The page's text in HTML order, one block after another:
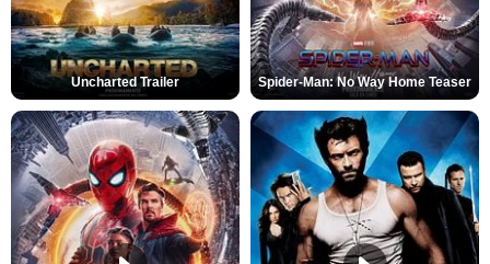
Uncharted Trailer Spider-Man: No Way Home Teaser